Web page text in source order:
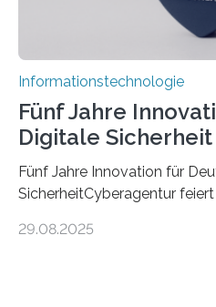
Informationstechnologie
Fünf Jahre
Digitale
Fünf Jahre Innovation für
SicherheitCyberagentur
ErfolgeDie Agentur für
29.08.2025